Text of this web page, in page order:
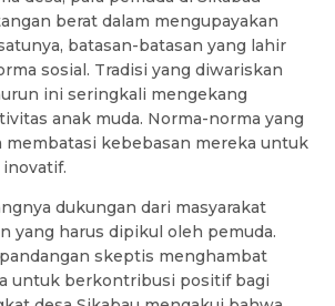
berat dalam mengupayakan
batasan-batasan yang lahir
sosial. Tradisi yang diwariskan
ini seringkali mengekang
anak muda. Norma-norma yang
kebebasan mereka untuk
dukungan dari masyarakat
yang harus dipikul oleh pemuda.
skeptis menghambat
untuk berkontribusi positif bagi